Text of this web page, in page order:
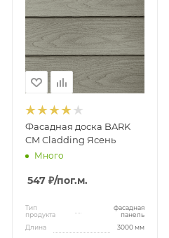
Фасадная доска BARK
CM Cladding Ясень
Много
547 ₽/пог.м.
Тип
продукта
фасадная
панель
Длина
3000 мм